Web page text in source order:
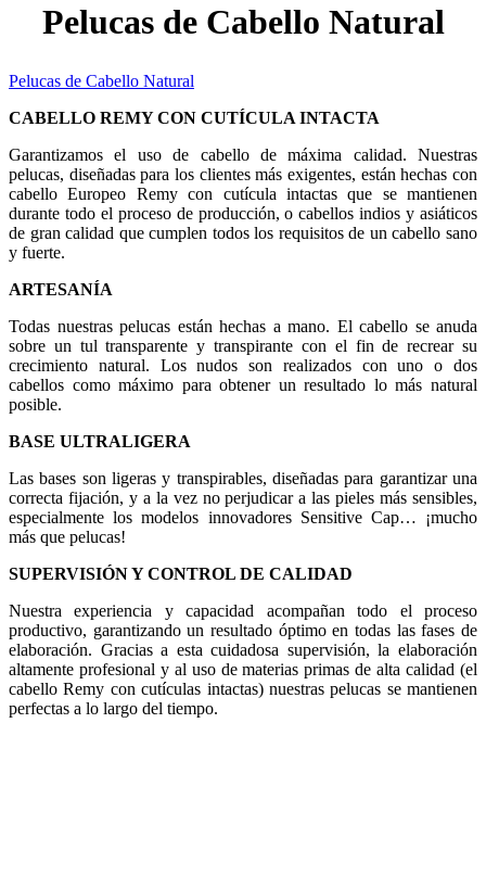
Pelucas de Cabello Natural
Pelucas de Cabello Natural
CABELLO REMY CON CUTÍCULA INTACTA
Garantizamos el uso de cabello de máxima calidad. Nuestras
pelucas, diseñadas para los clientes más exigentes, están hechas con
cabello Europeo Remy con cutícula intactas que se mantienen
durante todo el proceso de producción, o cabellos indios y asiáticos
de gran calidad que cumplen todos los requisitos de un cabello sano
y fuerte.
ARTESANÍA
Todas nuestras pelucas están hechas a mano. El cabello se anuda
sobre un tul transparente y transpirante con el fin de recrear su
crecimiento natural. Los nudos son realizados con uno o dos
cabellos como máximo para obtener un resultado lo más natural
posible.
BASE ULTRALIGERA
Las bases son ligeras y transpirables, diseñadas para garantizar una
correcta fijación, y a la vez no perjudicar a las pieles más sensibles,
especialmente los modelos innovadores Sensitive Cap… ¡mucho
más que pelucas!
SUPERVISIÓN Y CONTROL DE CALIDAD
Nuestra experiencia y capacidad acompañan todo el proceso
productivo, garantizando un resultado óptimo en todas las fases de
elaboración. Gracias a esta cuidadosa supervisión, la elaboración
altamente profesional y al uso de materias primas de alta calidad (el
cabello Remy con cutículas intactas) nuestras pelucas se mantienen
perfectas a lo largo del tiempo.